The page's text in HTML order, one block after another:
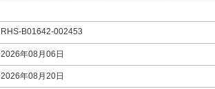
RHS-B01642-002453
2026年08月06日
2026年08月20日